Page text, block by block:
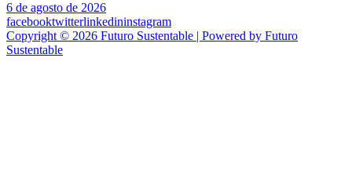
6 de agosto de 2026
facebooktwitterlinkedininstagram
Copyright © 2026 Futuro Sustentable | Powered by Futuro
Sustentable